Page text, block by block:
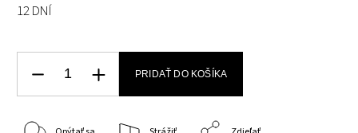
12 DNÍ
PRIDAŤ DO KOŠÍKA